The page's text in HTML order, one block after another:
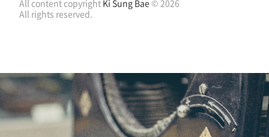
All content copyright Ki Sung Bae© 2026
All rights reserved.